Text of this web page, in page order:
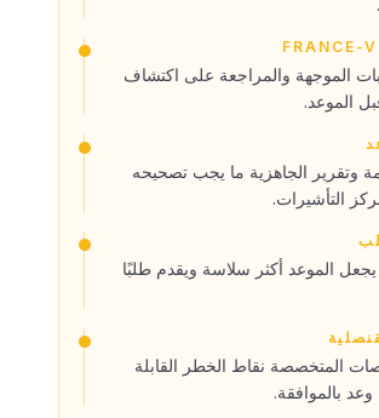
الموجهة والمراجعة على اكتشاف
الموعد.
وتقرير الجاهزية ما يجب تصحيحه
التأشيرات.
الموعد أكثر سلاسة ويقدم طلبًا
المتخصصة نقاط الخطر القابلة
بالموافقة.